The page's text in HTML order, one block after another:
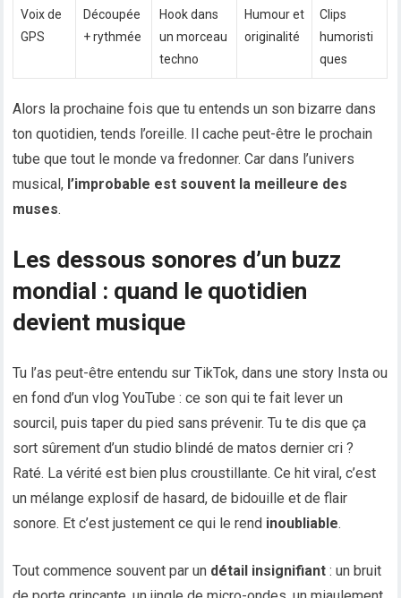
Voix de
GPS
Découpée
+ rythmée
Hook dans
un morceau
techno
Humour et
originalité
Clips
humoristi
ques
Alors la prochaine fois que tu entends un son bizarre dans
ton quotidien, tends l’oreille. Il cache peut-être le prochain
tube que tout le monde va fredonner. Car dans l’univers
musical, l’improbable est souvent la meilleure des
muses.
Les dessous sonores d’un buzz
mondial : quand le quotidien
devient musique
Tu l’as peut-être entendu sur TikTok, dans une story Insta ou
en fond d’un vlog YouTube : ce son qui te fait lever un
sourcil, puis taper du pied sans prévenir. Tu te dis que ça
sort sûrement d’un studio blindé de matos dernier cri ?
Raté. La vérité est bien plus croustillante. Ce hit viral, c’est
un mélange explosif de hasard, de bidouille et de flair
sonore. Et c’est justement ce qui le rend inoubliable.
Tout commence souvent par un détail insignifiant : un bruit